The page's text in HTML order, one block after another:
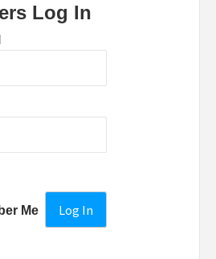
Log In
Me